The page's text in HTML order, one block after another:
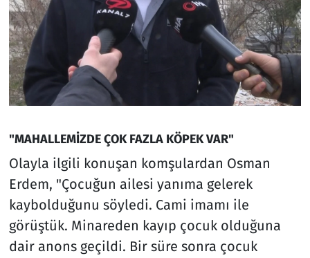
"MAHALLEMİZDE ÇOK FAZLA KÖPEK VAR"
Olayla ilgili konuşan komşulardan Osman
Erdem, "Çocuğun ailesi yanıma gelerek
kaybolduğunu söyledi. Cami imamı ile
görüştük. Minareden kayıp çocuk olduğuna
dair anons geçildi. Bir süre sonra çocuk